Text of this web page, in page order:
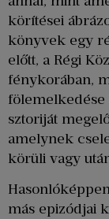
körítései
könyvek egy
előtt, a Régi
fénykorában,
fölemelkedése
sztoriját
amelynek
körüli vagy
más epizódjai